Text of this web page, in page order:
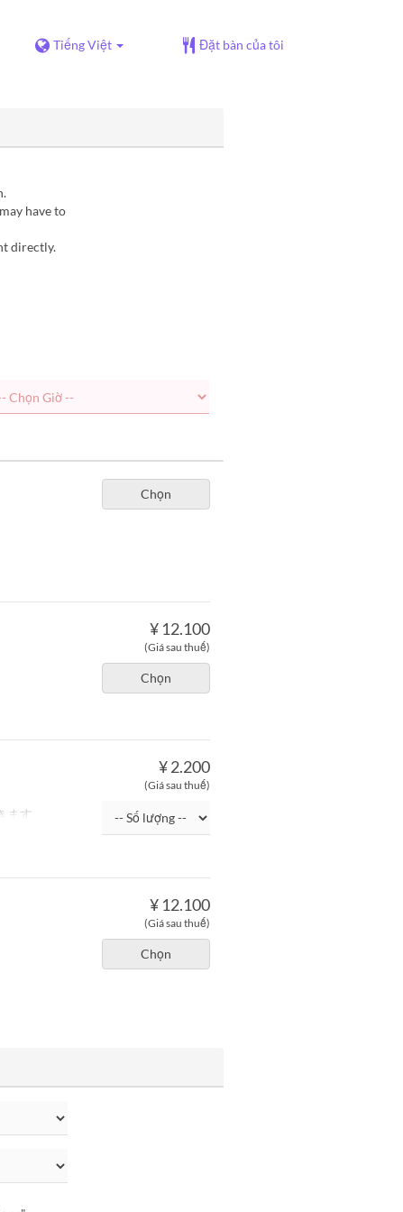
Tiếng Việt Đặt bàn của tôi
have to
directly.
Chọn
¥ 12.100
(Giá sau thuế)
Chọn
¥ 2.200
(Giá sau thuế)
す。
¥ 12.100
(Giá sau thuế)
Chọn